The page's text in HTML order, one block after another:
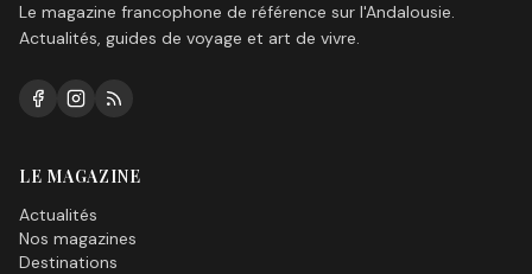
Le magazine francophone de référence sur l'Andalousie.
Actualités, guides de voyage et art de vivre.
LE MAGAZINE
Actualités
Nos magazines
Destinations